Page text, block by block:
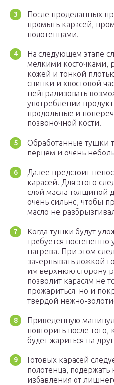
После проделанных
промыть карасей,
полотенцами.
На следующем этапе
мелкими косточками,
кожей и тонкой
спинки и хвостовой
нейтрализовать
употреблении
продольные и
позвоночной кости.
Обработанные тушки
перцем и очень
Далее предстоит
карасей. Для этого
слой масла толщиной
очень сильно, чтобы
масло не
Когда тушки будут
требуется постепенно
нагрева. При этом
зачерпывать ложкой
им верхнюю сторону
позволит карасям не
прожариться, но и
твердой нежно-
Приведенную
повторить после
будет жариться на
Готовых карасей
полотенца, подержать
избавления от